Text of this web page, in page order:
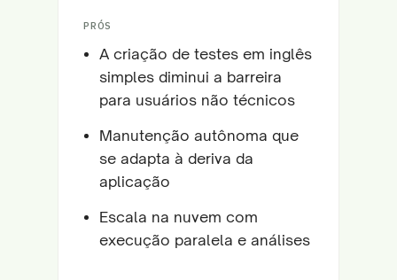
PRÓS
A criação de testes em inglês
simples diminui a barreira
para usuários não técnicos
Manutenção autônoma que
se adapta à deriva da
aplicação
Escala na nuvem com
execução paralela e análises